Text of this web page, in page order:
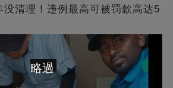
没清理！违例最高可被罚款高达5
略過